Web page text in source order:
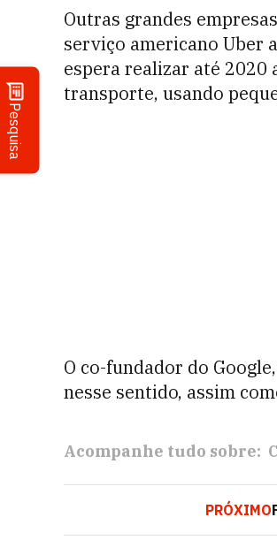
Pesquisa
Outras grandes
serviço americano Uber
espera realizar até
transporte, usando
O co-fundador do
nesse sentido, assim
Acompanhe tudo sobre:
PRÓXIMO